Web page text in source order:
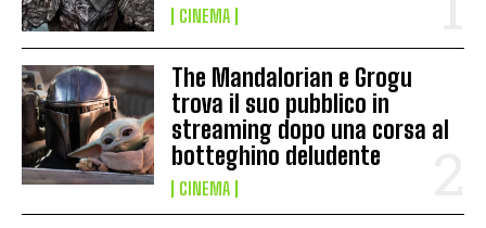
CINEMA
The Mandalorian e Grogu
trova il suo pubblico in
streaming dopo una corsa al
botteghino deludente
CINEMA